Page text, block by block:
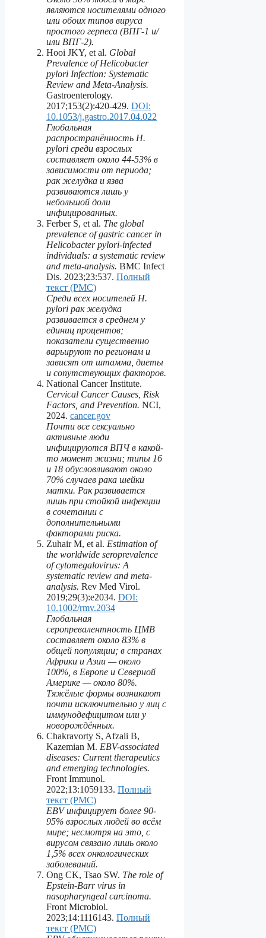
являются носителями одного
или обоих типов вируса
простого герпеса (ВПГ-1 и/
или ВПГ-2).
Hooi JKY, et al. Global
Prevalence of Helicobacter
pylori Infection: Systematic
Review and Meta-Analysis.
Gastroenterology.
2017;153(2):420-429. DOI:
10.1053/j.gastro.2017.04.022
Глобальная
распространённость H.
pylori среди взрослых
составляет около 44-53% в
зависимости от периода;
рак желудка и язва
развиваются лишь у
небольшой доли
инфицированных.
Ferber S, et al. The global
prevalence of gastric cancer in
Helicobacter pylori-infected
individuals: a systematic review
and meta-analysis. BMC Infect
Dis. 2023;23:537. Полный
текст (PMC)
Среди всех носителей H.
pylori рак желудка
развивается в среднем у
единиц процентов;
показатели существенно
варьируют по регионам и
зависят от штамма, диеты
и сопутствующих факторов.
National Cancer Institute.
Cervical Cancer Causes, Risk
Factors, and Prevention. NCI,
2024. cancer.gov
Почти все сексуально
активные люди
инфицируются ВПЧ в какой-
то момент жизни; типы 16
и 18 обусловливают около
70% случаев рака шейки
матки. Рак развивается
лишь при стойкой инфекции
в сочетании с
дополнительными
факторами риска.
Zuhair M, et al. Estimation of
the worldwide seroprevalence
of cytomegalovirus: A
systematic review and meta-
analysis. Rev Med Virol.
2019;29(3):e2034. DOI:
10.1002/rmv.2034
Глобальная
серопревалентность ЦМВ
составляет около 83% в
общей популяции; в странах
Африки и Азии — около
100%, в Европе и Северной
Америке — около 80%.
Тяжёлые формы возникают
почти исключительно у лиц с
иммунодефицитом или у
новорождённых.
Chakravorty S, Afzali B,
Kazemian M. EBV-associated
diseases: Current therapeutics
and emerging technologies.
Front Immunol.
2022;13:1059133. Полный
текст (PMC)
EBV инфицирует более 90-
95% взрослых людей во всём
мире; несмотря на это, с
вирусом связано лишь около
1,5% всех онкологических
заболеваний.
Ong CK, Tsao SW. The role of
Epstein-Barr virus in
nasopharyngeal carcinoma.
Front Microbiol.
2023;14:1116143. Полный
текст (PMC)